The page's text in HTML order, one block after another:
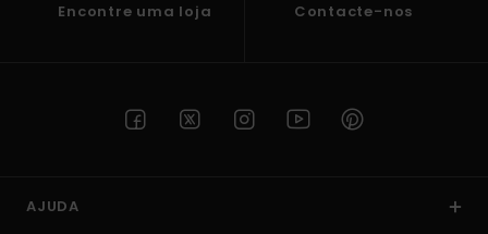
Encontre uma loja Contacte-nos
AJUDA